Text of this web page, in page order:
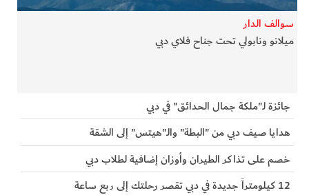
تكنولوجيا
من العالم
سوالف الدار
ميلانو ونابولي تحت جناح فلاي دبي
جائزة لـ"ملكة جمال الحدائق" في دبي
هدايا صيف دبي من "البطة" والـ"هيتس" إلى الشقة
خصم على تذاكر الطيران وأوزان إضافية لطلاب دبي
12 كيلومتراً جديدة في دبي تقصر رحلتك إلى ربع ساعة